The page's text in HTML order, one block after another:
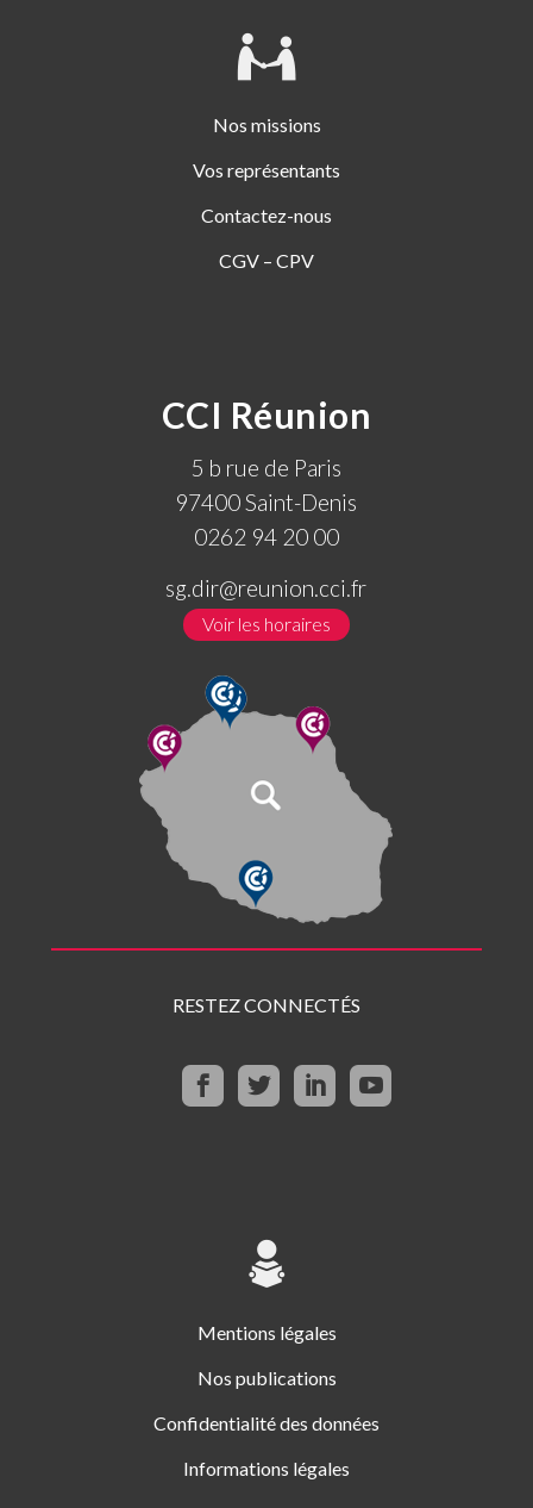
Nos missions
Vos représentants
Contactez-nous
CGV – CPV
CCI Réunion
5 b rue de Paris
97400 Saint-Denis
0262 94 20 00
sg.dir@reunion.cci.fr
Voir les horaires
RESTEZ CONNECTÉS
Mentions légales
Nos publications
Confidentialité des données
Informations légales